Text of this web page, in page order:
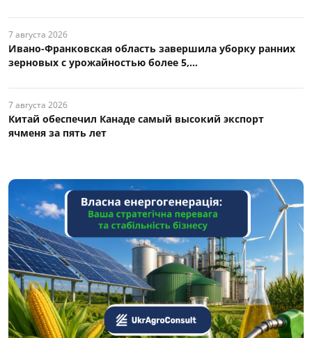
7 августа 2026
Ивано-Франковская область завершила уборку ранних
зерновых с урожайностью более 5,...
7 августа 2026
Китай обеспечил Канаде самый высокий экспорт
ячменя за пять лет